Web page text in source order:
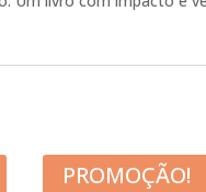
PROMOÇÃO!